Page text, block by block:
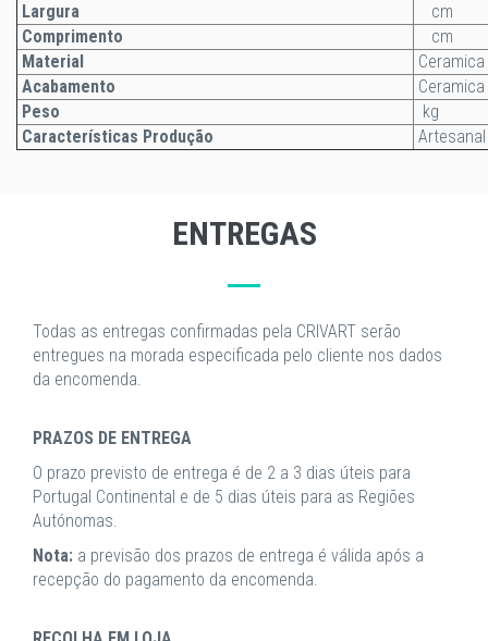
Largura
cm
Comprimento
cm
Material
Ceramica
Acabamento
Ceramica
Peso
kg
Características Produção
Artesanal
ENTREGAS
Todas as entregas confirmadas pela CRIVART serão
entregues na morada especificada pelo cliente nos dados
da encomenda.
PRAZOS DE ENTREGA
O prazo previsto de entrega é de 2 a 3 dias úteis para
Portugal Continental e de 5 dias úteis para as Regiões
Autónomas.
Nota: a previsão dos prazos de entrega é válida após a
recepção do pagamento da encomenda.